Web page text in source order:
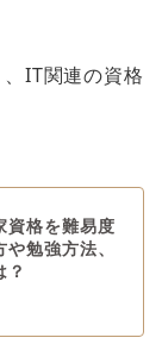
IT関連の資格
資格を難易度
勉強方法、
？